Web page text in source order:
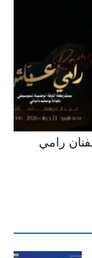
رامي